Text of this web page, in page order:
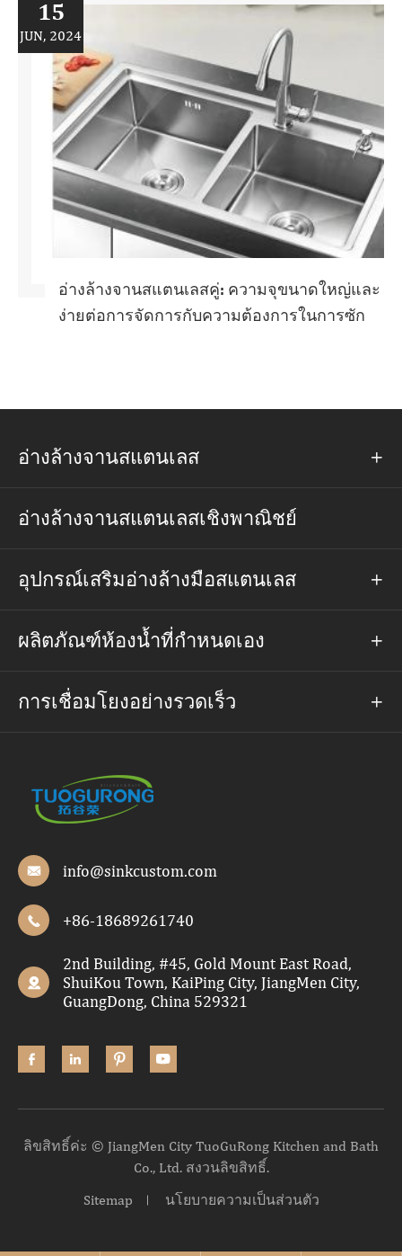
15
JUN, 2024
อ่างล้างจานสแตนเลสคู่: ความจุขนาดใหญ่และ
ง่ายต่อการจัดการกับความต้องการในการซัก
อ่างล้างจานสแตนเลส 
อ่างล้างจานสแตนเลสเชิงพาณิชย์
อุปกรณ์เสริมอ่างล้างมือสแตนเลส 
ผลิตภัณฑ์ห้องน้ำที่กำหนดเอง 
การเชื่อมโยงอย่างรวดเร็ว 
 info@sinkcustom.com
 +86-18689261740

2nd Building, #45, Gold Mount East Road,
ShuiKou Town, KaiPing City, JiangMen City,
GuangDong, China 529321
   
ลิขสิทธิ์ค่ะ © JiangMen City TuoGuRong Kitchen and Bath
Co., Ltd.สงวนลิขสิทธิ์.
Sitemap
นโยบายความเป็นส่วนตัว